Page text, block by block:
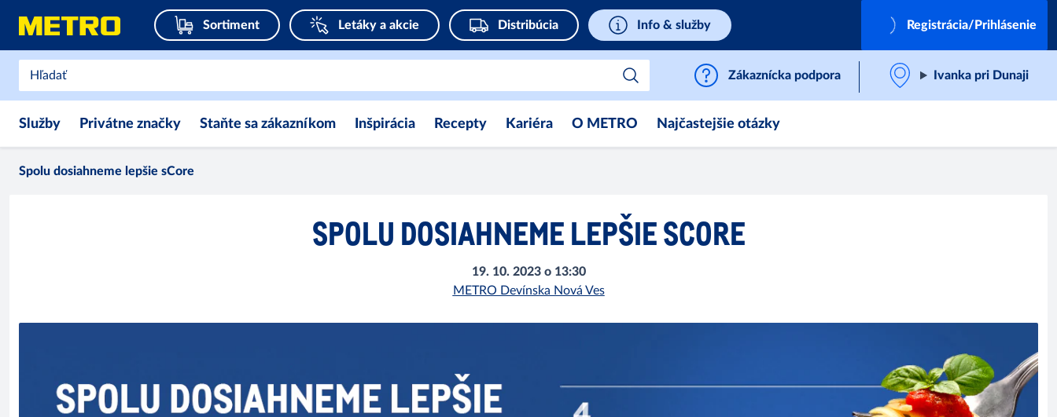
Sortiment Letáky a akcie Distribúcia Info & služby Registrácia/Prihlásenie
Zákaznícka podpora Ivanka pri Dunaji
Služby Privátne značky Staňte sa zákazníkom Inšpirácia Recepty Kariéra O METRO Najčastejšie otázky
Spolu dosiahneme lepšie sCore
SPOLU DOSIAHNEME LEPŠIE SCORE
19. 10. 2023 o 13:30
METRO Devínska Nová Ves